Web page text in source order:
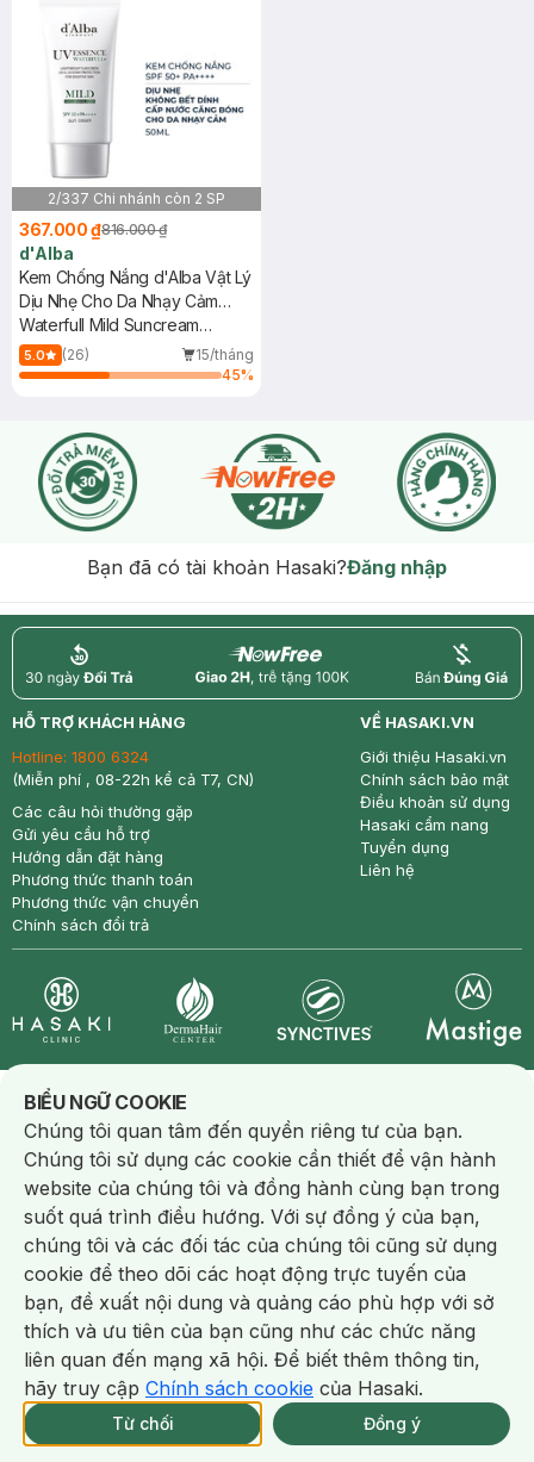
2/337 Chi nhánh còn 2 SP
367.000 ₫816.000 ₫
d'Alba
Kem Chống Nắng d'Alba Vật Lý
Dịu Nhẹ Cho Da Nhạy Cảm
50ml
Waterfull Mild Suncream
SPF50+ PA++++
5.0 (26)
15/tháng
45%
Giao Nhanh Miễn Phí 2H.
tại 337 Chi Nhánh (Trễ tặng 100K)
Bạn đã có tài khoản Hasaki?Đăng nhập
return nowfree price
HỖ TRỢ KHÁCH HÀNG
Hotline: 1800 6324
(Miễn phí , 08-22h kể cả T7, CN)
Các câu hỏi thường gặp
Gửi yêu cầu hỗ trợ
Hướng dẫn đặt hàng
Phương thức thanh toán
Phương thức vận chuyển
Chính sách đổi trả
VỀ HASAKI.VN
Giới thiệu Hasaki.vn
Chính sách bảo mật
Điều khoản sử dụng
Hasaki cẩm nang
Tuyển dụng
Liên hệ
Mastige
Bản quyền © 2016 Hasaki.vn
Công Ty cổ phần HASAKI VIETNAM
Hotline: 1800 6324
Giấy chứng nhận Đăng ký Kinh doanh số 0313612829 do Sở Kế
hoạch và Đầu tư Thành phố Hồ Chí Minh cấp ngày 13/01/2016
Xem tất cả cửa hàng
Mỹ Phẩm High-End
Trang Điểm Mặt
Phấn Nền BB / CC Cream / Phấn Nước Cushion
Che Khuyết Điểm/Má Hồng/Tạo Khối / Highlight /Phấn Phủ/Xịt Khoá Makeup
Trang Điểm Mắt
Kẻ Mày/Kẻ Mắt/Phấn Mắt/Mascara
Trang Điểm Môi
Son Dưỡng Môi/Son Kem / Tint/Son Thỏi/ Son Bóng/Tẩy Trang Mắt / Môi
BIỂU NGỮ COOKIE
Notice about cookies usage
Chúng tôi quan tâm đến quyền riêng tư của bạn.
Chúng tôi sử dụng các cookie cần thiết để vận hành
website của chúng tôi và đồng hành cùng bạn trong
suốt quá trình điều hướng. Với sự đồng ý của bạn,
chúng tôi và các đối tác của chúng tôi cũng sử dụng
cookie để theo dõi các hoạt động trực tuyến của
bạn, đề xuất nội dung và quảng cáo phù hợp với sở
thích và ưu tiên của bạn cũng như các chức năng
liên quan đến mạng xã hội. Để biết thêm thông tin,
hãy truy cập Chính sách cookie của Hasaki.
Từ chối Đồng ý